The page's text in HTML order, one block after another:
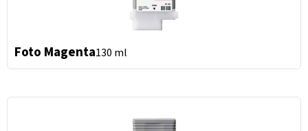
Foto Magenta130 ml